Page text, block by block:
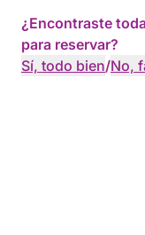
¿Encontraste
para reservar?
Sí, todo bien/No,